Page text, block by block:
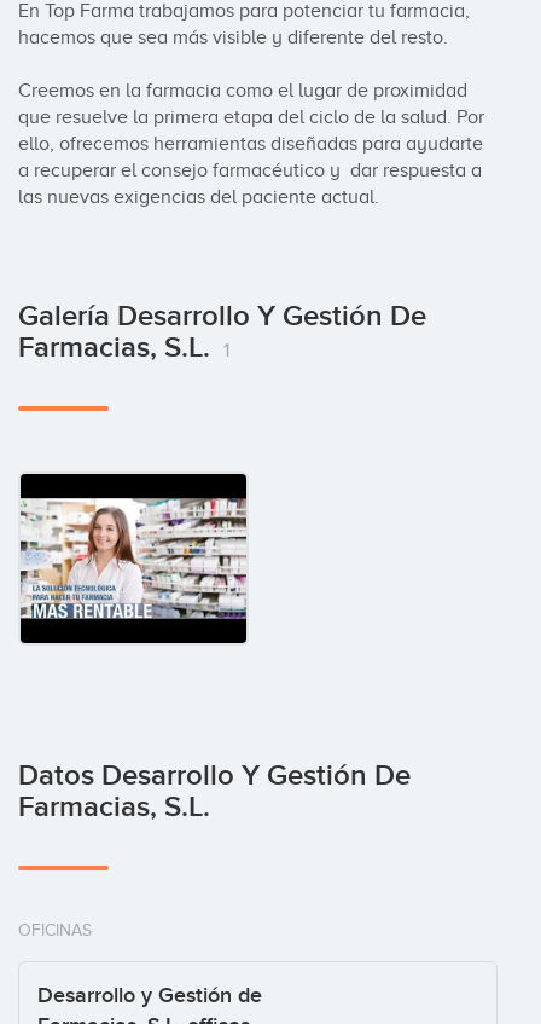
En Top Farma trabajamos para potenciar tu farmacia,
hacemos que sea más visible y diferente del resto.
Creemos en la farmacia como el lugar de proximidad
que resuelve la primera etapa del ciclo de la salud. Por
ello, ofrecemos herramientas diseñadas para ayudarte
a recuperar el consejo farmacéutico y  dar respuesta a
las nuevas exigencias del paciente actual.
Galería Desarrollo Y Gestión De
Farmacias, S.L.
1
Datos Desarrollo Y Gestión De
Farmacias, S.L.
OFICINAS
Desarrollo y Gestión de